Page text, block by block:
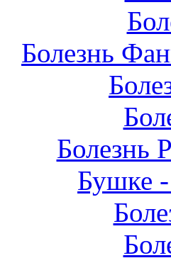
Болезнь
Болезнь
Бушке